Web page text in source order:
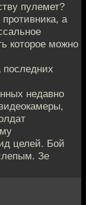
пулемет?
а
которое можно
недавно
целей. Бой
Зе